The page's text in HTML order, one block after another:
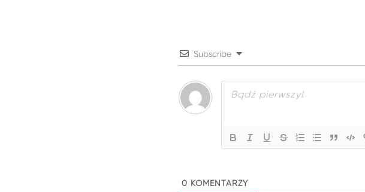
Subscribe
0 KOMENTARZY